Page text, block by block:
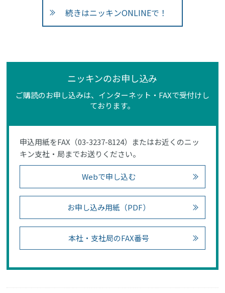
続きはニッキンONLINEで！
ニッキンのお申し込み
ご購読のお申し込みは、インターネット・FAXで受付けし
ております。
申込用紙をFAX（03-3237-8124）またはお近くのニッ
キン支社・局までお送りください。
Webで申し込む
お申し込み用紙（PDF）
本社・支社局のFAX番号